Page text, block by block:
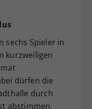
sechs Spieler in
kurzweiligen
dürfen die
durch
abstimmen,